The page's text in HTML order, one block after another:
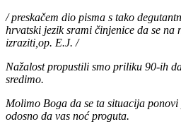
/ preskačem dio pisma s tako
hrvatski jezik srami činjenice da se na
izraziti,op. E.J. /
Nažalost propustili smo priliku 90-ih
sredimo.
Molimo Boga da se ta situacija
odosno da vas noć proguta.